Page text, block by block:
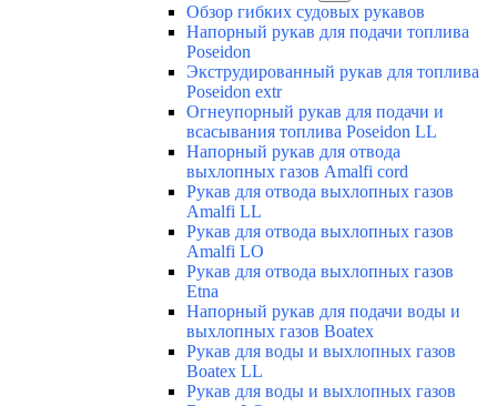
Обзор гибких судовых рукавов
Напорный рукав для подачи топлива
Poseidon
Экструдированный рукав для топлива
Poseidon extr
Огнеупорный рукав для подачи и
всасывания топлива Poseidon LL
Напорный рукав для отвода
выхлопных газов Amalfi cord
Рукав для отвода выхлопных газов
Amalfi LL
Рукав для отвода выхлопных газов
Amalfi LO
Рукав для отвода выхлопных газов
Etna
Напорный рукав для подачи воды и
выхлопных газов Boatex
Рукав для воды и выхлопных газов
Boatex LL
Рукав для воды и выхлопных газов